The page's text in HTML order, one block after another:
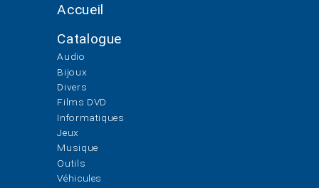
Accueil
Catalogue
Audio
Bijoux
Divers
Films DVD
Informatiques
Jeux
Musique
Outils
Véhicules